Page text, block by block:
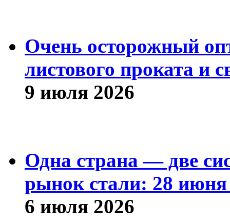
Очень осторожный
листового проката и
9 июля 2026
Одна страна — две
рынок стали: 28
6 июля 2026